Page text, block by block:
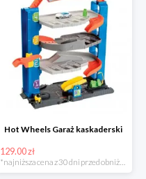
Hot Wheels Garaż kaskaderski
129.00 zł